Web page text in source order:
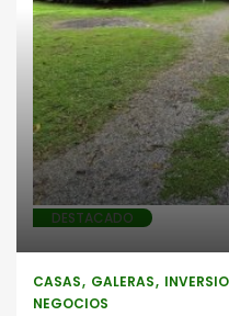
Casas
Locales
DESTACADO
CASAS GALERAS
NEGOCIOS